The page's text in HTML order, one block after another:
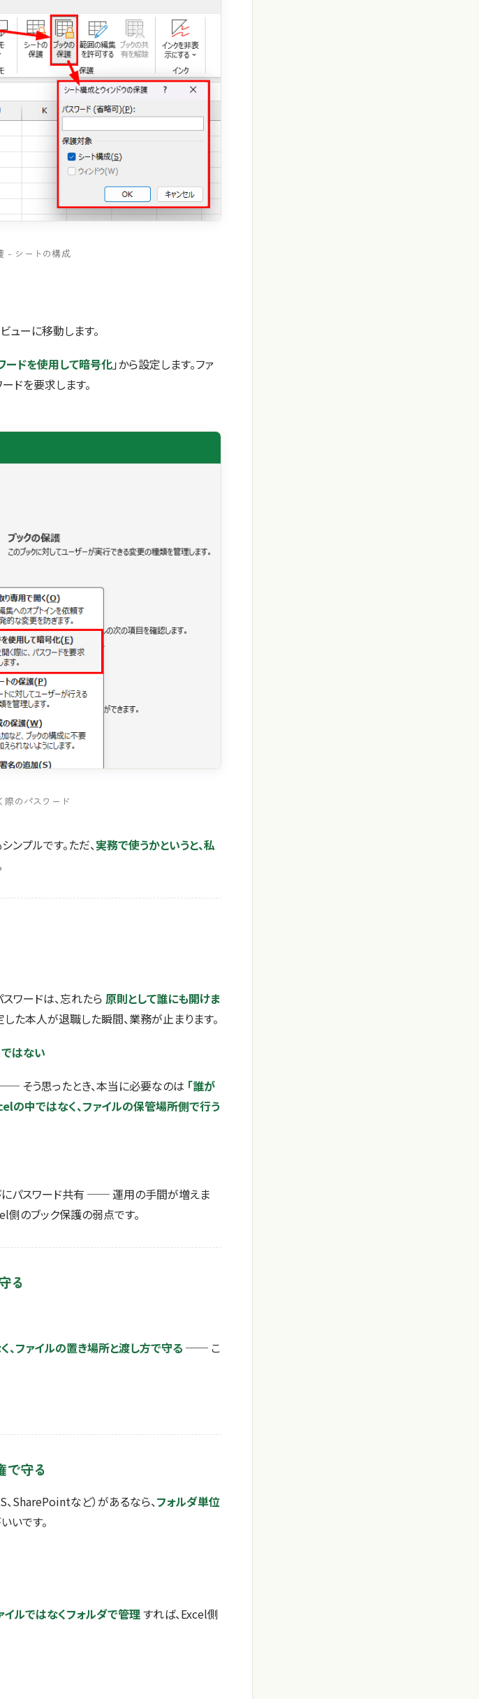
- シートの構成
ューに移動します。
ードを使用して暗号化」から設定します。ファ
ドを要求します。
際のパスワード
プルです。ただ、実務で使うかというと、私
ワードは、忘れたら 原則として誰にも開けま
した本人が退職した瞬間、業務が止まります。
はない
そう思ったとき、本当に必要なのは 「誰が
の中ではなく、ファイルの保管場所側で行う
にパスワード共有 ── 運用の手間が増えま
側のブック保護の弱点です。
る
、ファイルの置き場所と渡し方で守る ── こ
で守る
、SharePointなど）があるなら、フォルダ単位
いです。
イルではなくフォルダで管理すれば、Excel側